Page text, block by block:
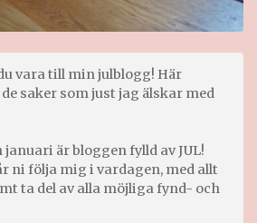
vara till min julblogg! Här
saker som just jag älskar med
är bloggen fylld av JUL!
ni följa mig i vardagen, med allt
ta del av alla möjliga fynd- och